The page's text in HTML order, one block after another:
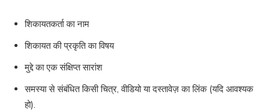
शिकायतकर्ता का नाम
शिकायत की प्रकृति का विषय
मुद्दे का एक संक्षिप्त सारांश
समस्या से संबंधित किसी चित्र, वीडियो या दस्तावेज़ का लिंक (यदि आवश्यक
हो).